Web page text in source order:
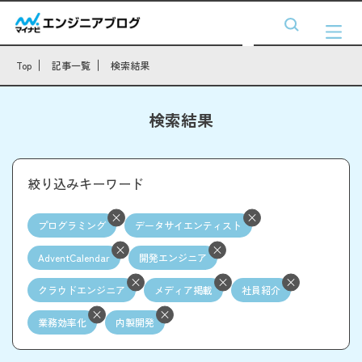
Top 記事一覧 検索結果
検索結果
絞り込みキーワード
プログラミング データサイエンティスト
AdventCalendar 開発エンジニア
クラウドエンジニア メディア掲載 社員紹介
業務効率化 内製開発